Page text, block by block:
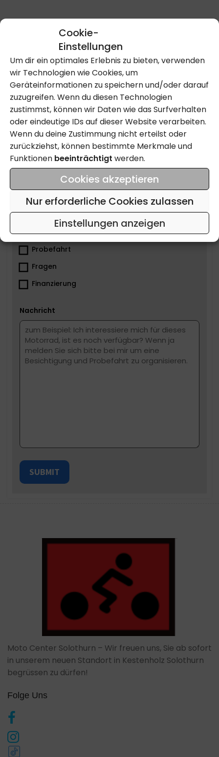
Cookie-
Einstellungen
Um dir ein optimales Erlebnis zu bieten, verwenden
wir Technologien wie Cookies, um
Geräteinformationen zu speichern und/oder darauf
zuzugreifen. Wenn du diesen Technologien
zustimmst, können wir Daten wie das Surfverhalten
oder eindeutige IDs auf dieser Website verarbeiten.
Wenn du deine Zustimmung nicht erteilst oder
zurückziehst, können bestimmte Merkmale und
Funktionen beeinträchtigt werden.
Cookies akzeptieren
Nur erforderliche Cookies zulassen
Einstellungen anzeigen
Kontakt Aufnehmen
Anrufen
Name
Email
Was ist dir wichtig?
Besichtigung
Probefahrt
Fragen
Finanzierung
Nachricht
SUBMIT
Moto Center Solothurn – Wir freuen uns, Sie ab sofort
in unserem neuen Standort in Kestenholz Solothurn
begrüssen zu dürfen!
Folge Uns